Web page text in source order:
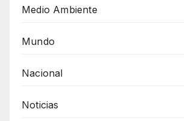
Medio Ambiente
Mundo
Nacional
Noticias